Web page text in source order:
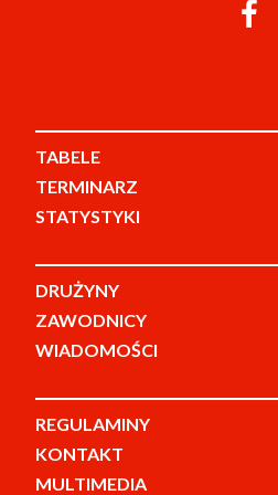
TABELE
TERMINARZ
STATYSTYKI
DRUŻYNY
ZAWODNICY
WIADOMOŚCI
REGULAMINY
KONTAKT
MULTIMEDIA